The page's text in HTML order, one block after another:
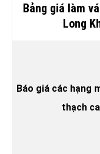
Bảng giá làm
Long
Báo giá các hạng
thạch